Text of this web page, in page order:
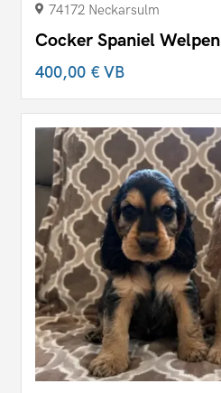
74172 Neckarsulm
Cocker Spaniel Welpen
400,00 €VB